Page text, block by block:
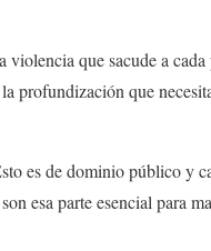
que sacude a cada
profundización que
es de dominio público y
esa parte esencial para